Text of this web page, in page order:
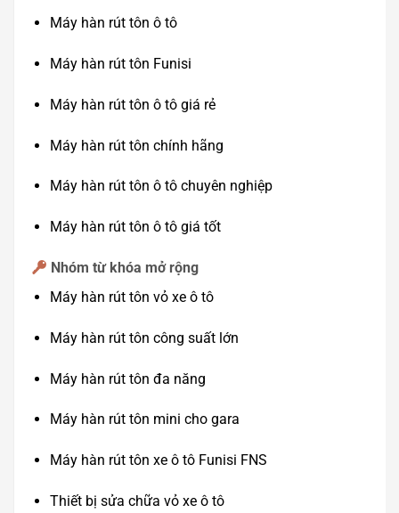
Máy hàn rút tôn ô tô
Máy hàn rút tôn Funisi
Máy hàn rút tôn ô tô giá rẻ
Máy hàn rút tôn chính hãng
Máy hàn rút tôn ô tô chuyên nghiệp
Máy hàn rút tôn ô tô giá tốt
Nhóm từ khóa mở rộng
Máy hàn rút tôn vỏ xe ô tô
Máy hàn rút tôn công suất lớn
Máy hàn rút tôn đa năng
Máy hàn rút tôn mini cho gara
Máy hàn rút tôn xe ô tô Funisi FNS
Thiết bị sửa chữa vỏ xe ô tô